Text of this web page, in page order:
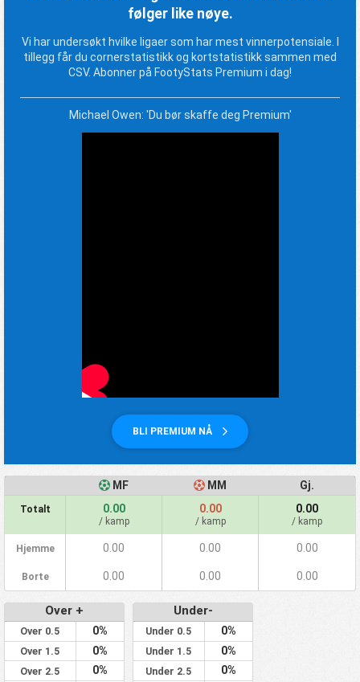
følger like nøye.
Vi har undersøkt hvilke ligaer som har mest vinnerpotensiale. I
tillegg får du cornerstatistikk og kortstatistikk sammen med
CSV. Abonner på FootyStats Premium i dag!
BLI PREMIUM NÅ
Michael Owen: 'Du bør skaffe deg Premium'
MF MM Gj.
Totalt 0.00
/ kamp
0.00
/ kamp
0.00
/ kamp
Hjemme 0.00 0.00 0.00
Borte 0.00 0.00 0.00
Over +
Over 0.5 0%
Over 1.5 0%
Over 2.5 0%
Under-
Under 0.5 0%
Under 1.5 0%
Under 2.5 0%